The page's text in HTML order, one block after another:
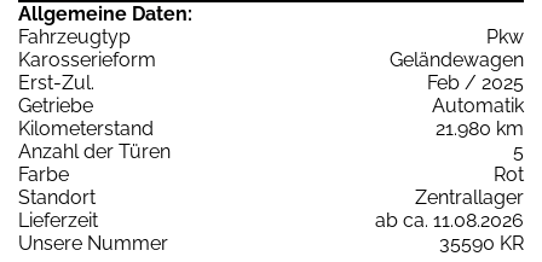
Allgemeine Daten:
Fahrzeugtyp
Pkw
Karosserieform
Geländewagen
Erst-Zul.
Feb / 2025
Getriebe
Automatik
Kilometerstand
21.980 km
Anzahl der Türen
5
Farbe
Rot
Standort
Zentrallager
Lieferzeit
ab ca. 11.08.2026
Unsere Nummer
35590 KR